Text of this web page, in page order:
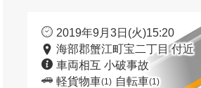
2019年9月3日(火)15:20
海部郡蟹江町宝二丁目 付近
車両相互 小破事故
軽貨物車(1) 自転車(1)